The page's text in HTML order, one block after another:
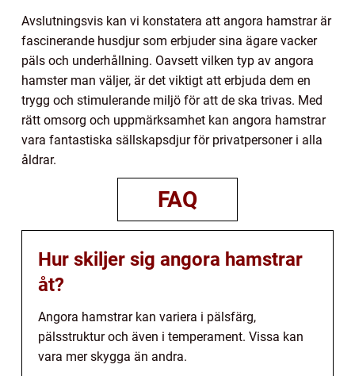
Avslutningsvis kan vi konstatera att angora hamstrar är
fascinerande husdjur som erbjuder sina ägare vacker
päls och underhållning. Oavsett vilken typ av angora
hamster man väljer, är det viktigt att erbjuda dem en
trygg och stimulerande miljö för att de ska trivas. Med
rätt omsorg och uppmärksamhet kan angora hamstrar
vara fantastiska sällskapsdjur för privatpersoner i alla
åldrar.
FAQ
Hur skiljer sig angora hamstrar
åt?
Angora hamstrar kan variera i pälsfärg,
pälsstruktur och även i temperament. Vissa kan
vara mer skygga än andra.